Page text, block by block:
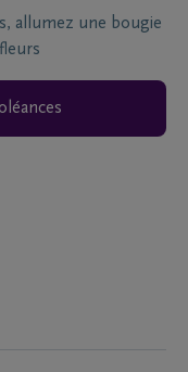
allumez une bougie